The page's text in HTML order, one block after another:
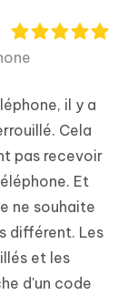
il y a
Cela
pas recevoir
Et
ne souhaite
différent. Les
et les
d'un code